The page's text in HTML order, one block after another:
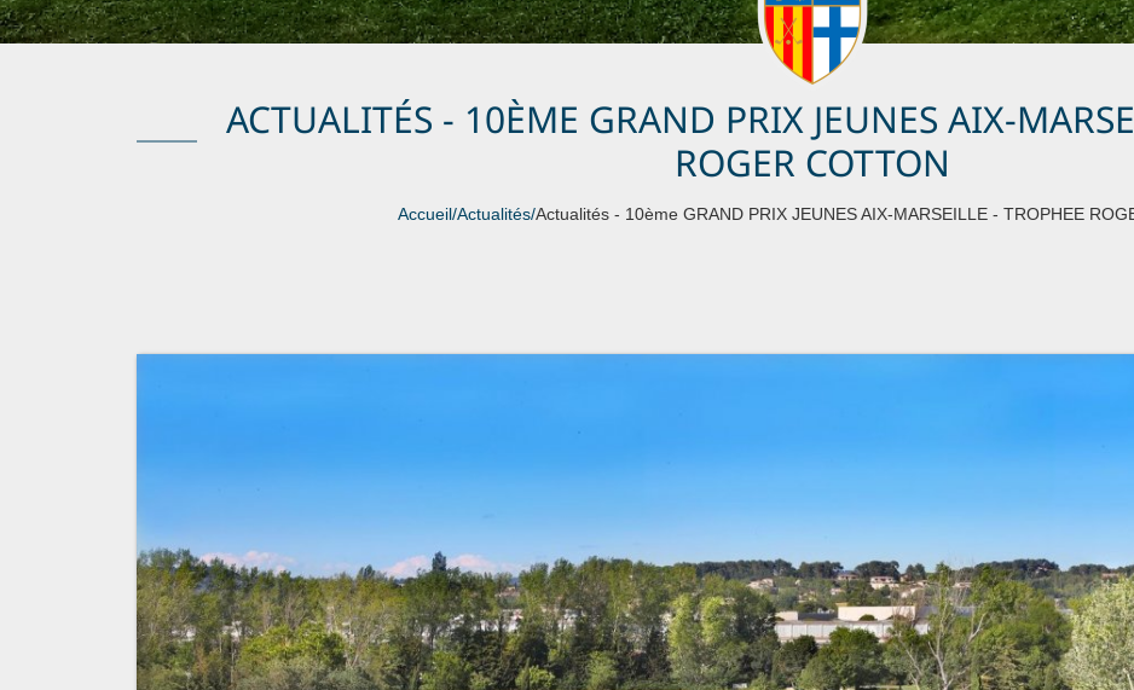
ACTUALITÉS - 10ÈME GRAND PRIX JEUNES AIX-
ROGER COTTON
Accueil /Actualités/Actualités - 10ème GRAND PRIX JEUNES AIX-MARSEILLE - TROPHEE